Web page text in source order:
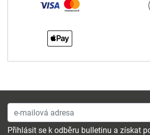
e-mailová adresa
Přihlásit se k odběru bulletinu a získat